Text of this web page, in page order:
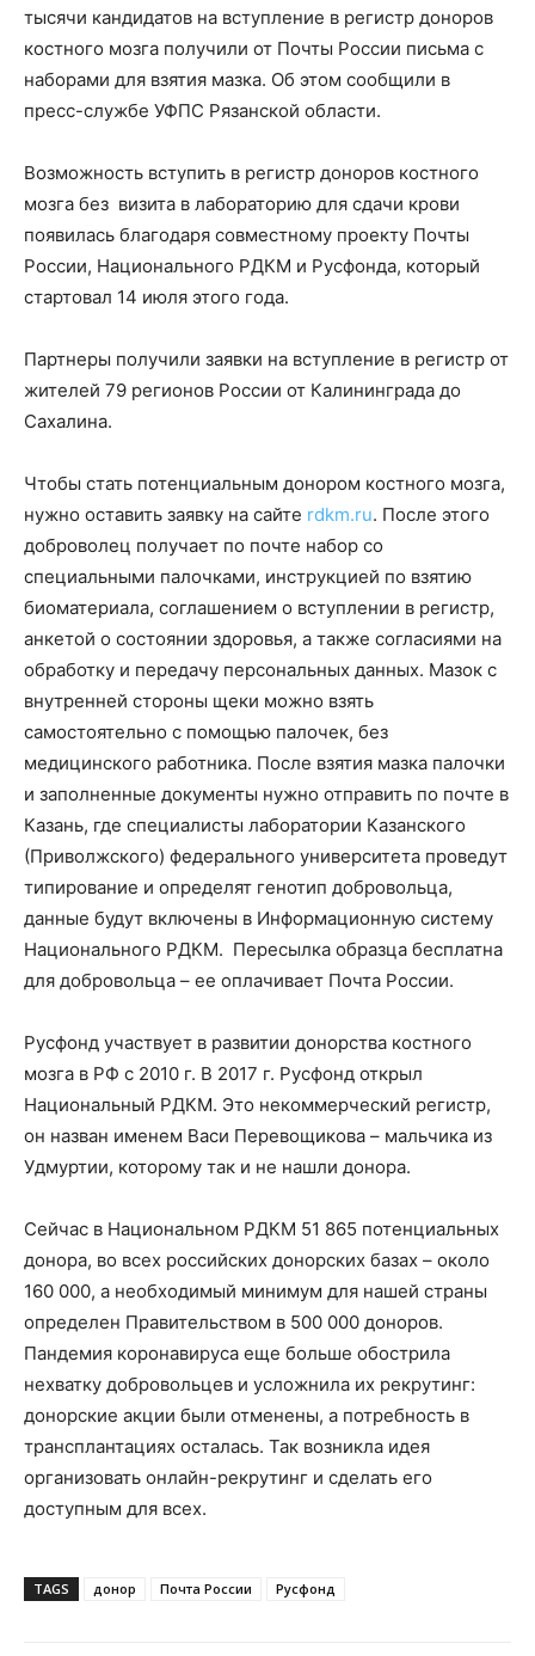
тысячи кандидатов на вступление в регистр доноров
костного мозга получили от Почты России письма с
наборами для взятия мазка. Об этом сообщили в
пресс-службе УФПС Рязанской области.
Возможность вступить в регистр доноров костного
мозга без визита в лабораторию для сдачи крови
появилась благодаря совместному проекту Почты
России, Национального РДКМ и Русфонда, который
стартовал 14 июля этого года.
Партнеры получили заявки на вступление в регистр от
жителей 79 регионов России от Калининграда до
Сахалина.
Чтобы стать потенциальным донором костного мозга,
нужно оставить заявку на сайте rdkm.ru. После этого
доброволец получает по почте набор со
специальными палочками, инструкцией по взятию
биоматериала, соглашением о вступлении в регистр,
анкетой о состоянии здоровья, а также согласиями на
обработку и передачу персональных данных. Мазок с
внутренней стороны щеки можно взять
самостоятельно с помощью палочек, без
медицинского работника. После взятия мазка палочки
и заполненные документы нужно отправить по почте в
Казань, где специалисты лаборатории Казанского
(Приволжского) федерального университета проведут
типирование и определят генотип добровольца,
данные будут включены в Информационную систему
Национального РДКМ. Пересылка образца бесплатна
для добровольца – ее оплачивает Почта России.
Русфонд участвует в развитии донорства костного
мозга в РФ с 2010 г. В 2017 г. Русфонд открыл
Национальный РДКМ. Это некоммерческий регистр,
он назван именем Васи Перевощикова – мальчика из
Удмуртии, которому так и не нашли донора.
Сейчас в Национальном РДКМ 51 865 потенциальных
донора, во всех российских донорских базах – около
160 000, а необходимый минимум для нашей страны
определен Правительством в 500 000 доноров.
Пандемия коронавируса еще больше обострила
нехватку добровольцев и усложнила их рекрутинг:
донорские акции были отменены, а потребность в
трансплантациях осталась. Так возникла идея
организовать онлайн-рекрутинг и сделать его
доступным для всех.
TAGS донор Почта России Русфонд